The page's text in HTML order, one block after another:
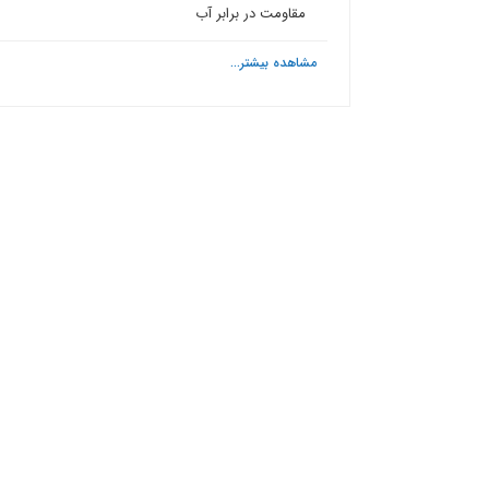
مقاومت در برابر آب
مشاهده بیشتر...